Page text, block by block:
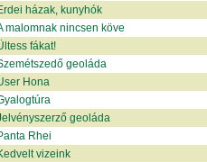
házak, kunyhók
malomnak nincsen köve
fákat!
geoláda
Hona
geoláda
Rhei
vizeink